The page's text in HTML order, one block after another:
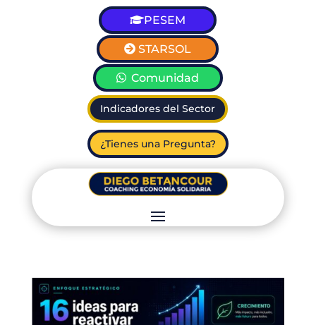
PESEM
STARSOL
Comunidad
Indicadores del Sector
¿Tienes una Pregunta?